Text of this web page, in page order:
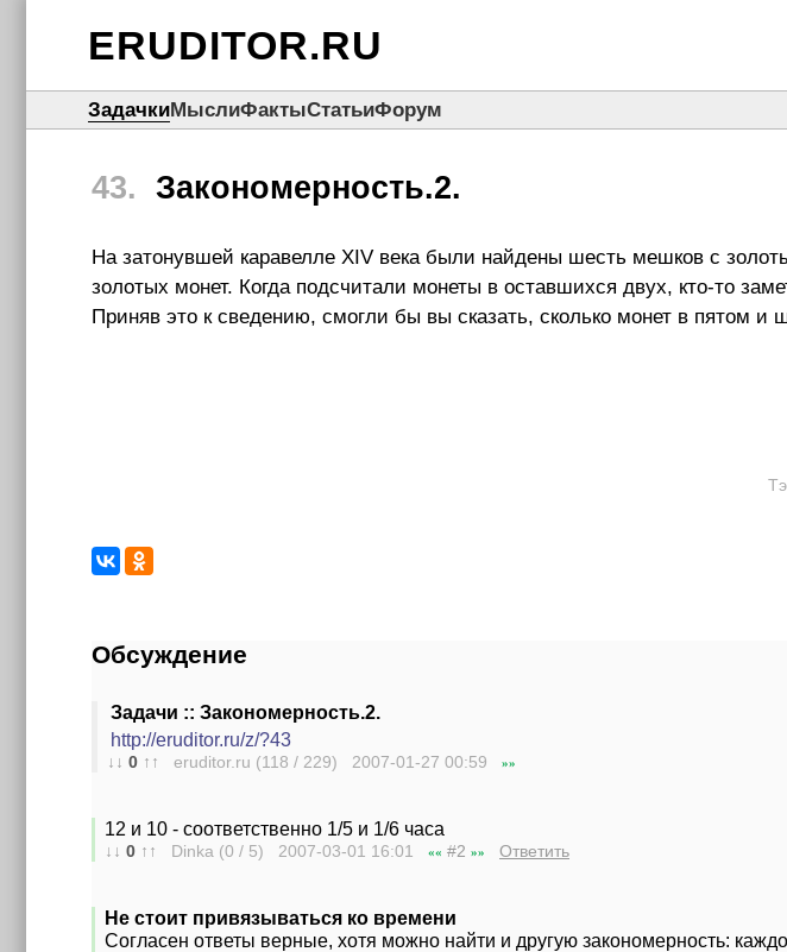
ERUDITOR.RU
ЗадачкиМыслиФактыСтатьиФорум
43. Закономерность.2.
Hа затонувшей каравелле XIV века были найдены шесть мешков с
золотых монет. Когда подсчитали монеты в оставшихся двух, кто-то
Приняв это к сведению, смогли бы вы сказать, сколько монет в пятом и
Обсуждение
Задачи :: Закономерность.2.
http://eruditor.ru/z/?43
↓↓ 0 ↑↑ eruditor.ru (118 / 229) 2007-01-27 00:59 »»
12 и 10 - соответственно 1/5 и 1/6 часа
↓↓ 0 ↑↑ Dinka (0 / 5) 2007-03-01 16:01 «« #2 »» Ответить
Не стоит привязываться ко времени
Согласен ответы верные, хотя можно найти и другую закономерность: